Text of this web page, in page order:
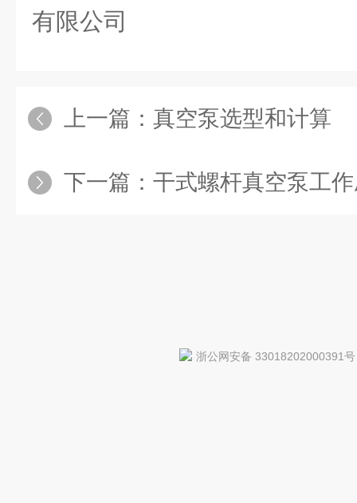
有限公司
上一篇： 真空泵选型和计算
下一篇： 干式螺杆真空泵工作
浙公网安备 33018202000391号